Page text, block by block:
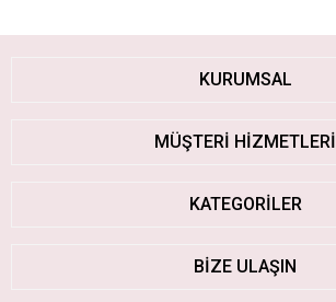
KURUMSAL
MÜŞTERİ HİZMETLERİ
KATEGORİLER
BİZE ULAŞIN